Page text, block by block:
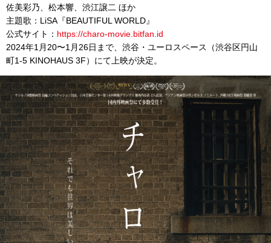
佐美彩乃、松本響、渋江譲二 ほか
主題歌：LiSA『BEAUTIFUL WORLD』
公式サイト： https://charo-movie.bitfan.id
2024年1月20〜1月26日まで、渋谷・ユーロスペース（渋谷区円山
町1-5 KINOHAUS 3F）にて上映が決定。